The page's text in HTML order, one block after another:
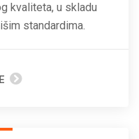
kvaliteta, u skladu
standardima.